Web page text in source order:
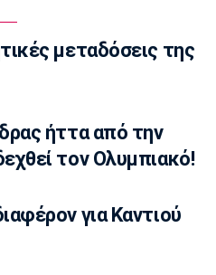
Ενισχύθηκε με τον
Πρωτάθλημα στίβου
Summer League
μεταδόσεις της
ήττα από την
τον Ολυμπιακό!
για Καντιού